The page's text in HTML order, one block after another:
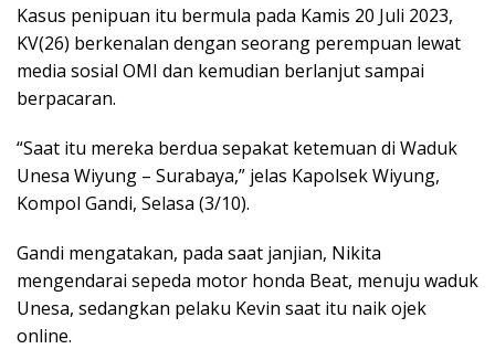
Kasus penipuan itu bermula pada Kamis 20 Juli 2023,
KV(26) berkenalan dengan seorang perempuan lewat
media sosial OMI dan kemudian berlanjut sampai
berpacaran.
“Saat itu mereka berdua sepakat ketemuan di Waduk
Unesa Wiyung – Surabaya,” jelas Kapolsek Wiyung,
Kompol Gandi, Selasa (3/10).
Gandi mengatakan, pada saat janjian, Nikita
mengendarai sepeda motor honda Beat, menuju waduk
Unesa, sedangkan pelaku Kevin saat itu naik ojek
online.